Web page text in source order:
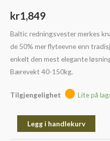
kr1,849
Baltic redningsvester merkes
de 50% mer flyteevne enn
enkelt den mest elegante
Bærevekt 40-150kg.
Tilgjengelighet Lite på
Legg i handlekurv